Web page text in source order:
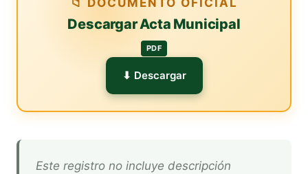
📁 DOCUMENTO OFICIAL
Descargar Acta Municipal
PDF
⬇ Descargar
Este registro no incluye descripción